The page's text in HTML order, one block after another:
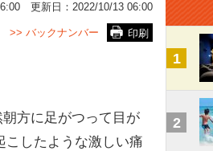
更新日： 2022/10/13 06:00
印刷
>> バックナンバー
方に足がつって目が
こしたような激しい痛
1
2